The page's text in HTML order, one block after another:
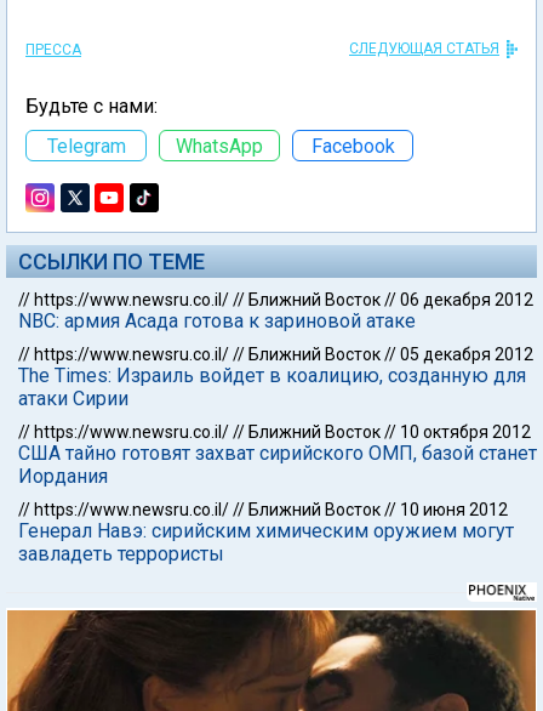
ПРЕССА СЛЕДУЮЩАЯ СТАТЬЯ
Будьте с нами:
Telegram
WhatsApp Facebook
ССЫЛКИ ПО ТЕМЕ
// https://www.newsru.co.il/// Ближний Восток//06 декабря 2012
NBC: армия Асада готова к зариновой атаке
// https://www.newsru.co.il/// Ближний Восток//05 декабря 2012
The Times: Израиль войдет в коалицию, созданную для
атаки Сирии
// https://www.newsru.co.il/// Ближний Восток// 10 октября 2012
США тайно готовят захват сирийского ОМП, базой станет
Иордания
// https://www.newsru.co.il/// Ближний Восток// 10 июня 2012
Генерал Навэ: сирийским химическим оружием могут
завладеть террористы